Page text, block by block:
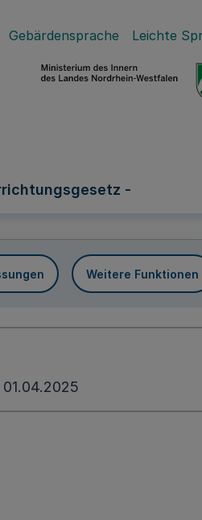
Gebärdensprache Leichte
-
Weitere Funktionen
01.04.2025